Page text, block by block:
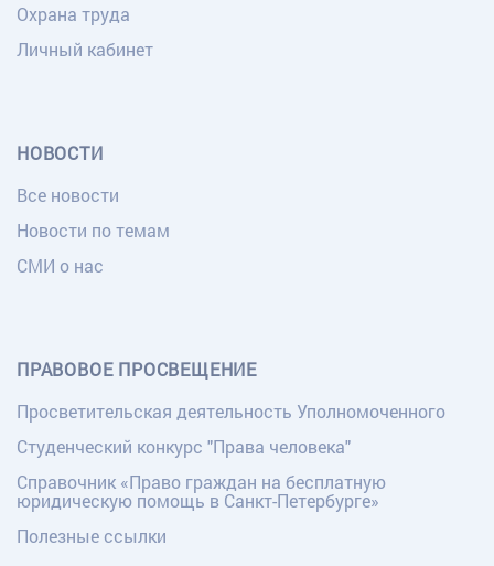
Охрана труда
Личный кабинет
НОВОСТИ
Все новости
Новости по темам
СМИ о нас
ПРАВОВОЕ ПРОСВЕЩЕНИЕ
Просветительская деятельность Уполномоченного
Студенческий конкурс "Права человека"
Справочник «Право граждан на бесплатную
юридическую помощь в Санкт-Петербурге»
Полезные ссылки